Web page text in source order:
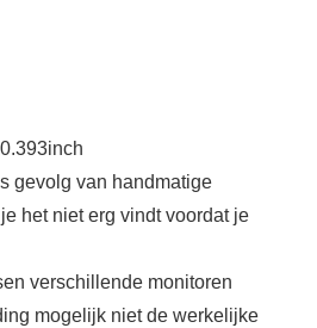
gevolg van handmatige
het niet erg vindt voordat je
verschillende monitoren
mogelijk niet de werkelijke